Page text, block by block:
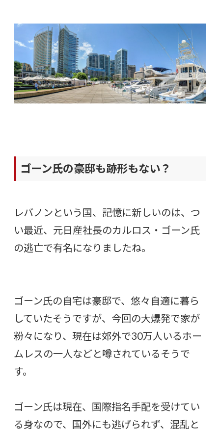
ゴーン氏の豪邸も跡形もない？
レバノンという国、記憶に新しいのは、つ
い最近、元日産社長のカルロス・ゴーン氏
の逃亡で有名になりましたね。
ゴーン氏の自宅は豪邸で、悠々自適に暮ら
していたそうですが、今回の大爆発で家が
粉々になり、現在は郊外で30万人いるホー
ムレスの一人などと噂されているそうで
す。
ゴーン氏は現在、国際指名手配を受けてい
る身なので、国外にも逃げられず、混乱と